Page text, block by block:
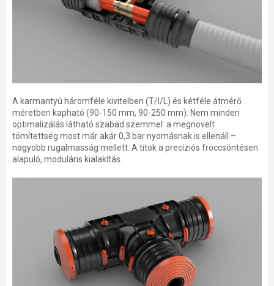
A karmantyú háromféle kivitelben (T/I/L) és kétféle átmérő
méretben kapható (90-150 mm, 90-250 mm). Nem minden
optimalizálás látható szabad szemmel: a megnövelt
tömítettség most már akár 0,3 bar nyomásnak is ellenáll –
nagyobb rugalmasság mellett. A titok a precíziós fröccsöntésen
alapuló, moduláris kialakítás.